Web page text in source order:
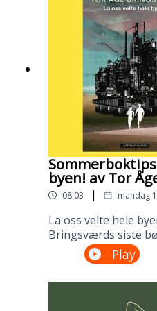
bibliotek i april
Gustafsson og
Sølvberget: https://
byen! av Tor
08:03 | mandag
La oss velte hele
Bringsværds siste
dystopisk
urettferdig verden.
håp. Lån den på
Ellen Vinje og
Play